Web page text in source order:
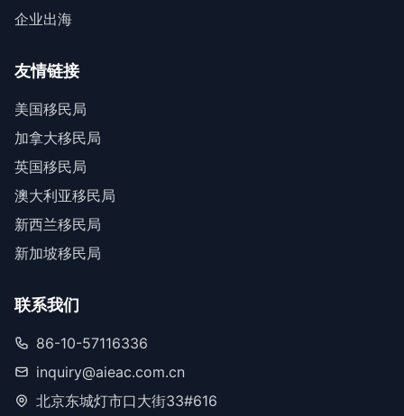
企业出海
友情链接
美国移民局
加拿大移民局
英国移民局
澳大利亚移民局
新西兰移民局
新加坡移民局
联系我们
86-10-57116336
inquiry@aieac.com.cn
北京东城灯市口大街33#616